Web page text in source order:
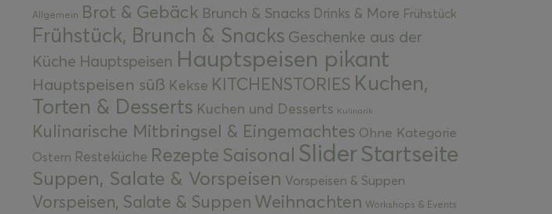
Allgemein Brot & Gebäck Brunch & Snacks Drinks & More Frühstück
Frühstück, Brunch & Snacks Geschenke aus der
Küche Hauptspeisen Hauptspeisen pikant
Hauptspeisen süß Kekse KITCHENSTORIES Kuchen,
Torten & Desserts Kuchen und Desserts Kulinarik
Kulinarische Mitbringsel & Eingemachtes Ohne Kategorie
Ostern Resteküche Rezepte Saisonal SliderStartseite
Suppen, Salate & Vorspeisen Vorspeisen & Suppen
Vorspeisen, Salate & Suppen Weihnachten Workshops & Events